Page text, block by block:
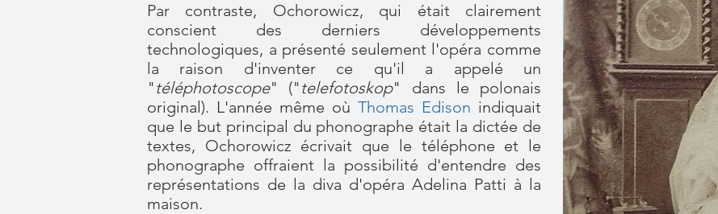
Par contraste, Ochorowicz, qui était clairement
conscient des derniers développements
technologiques, a présenté seulement l'opéra comme
la raison d'inventer ce qu'il a appelé un
"téléphotoscope" ("telefotoskop" dans le polonais
original). L'année même où Thomas Edison indiquait
que le but principal du phonographe était la dictée de
textes, Ochorowicz écrivait que le téléphone et le
phonographe offraient la possibilité d'entendre des
représentations de la diva d'opéra Adelina Patti à la
maison.